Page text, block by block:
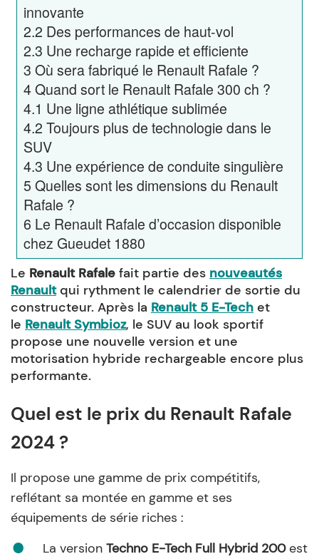
innovante
2.2 Des performances de haut-vol
2.3 Une recharge rapide et efficiente
3 Où sera fabriqué le Renault Rafale ?
4Quand sort le Renault Rafale 300 ch ?
4.1 Une ligne athlétique sublimée
4.2 Toujours plus de technologie dans le
SUV
4.3 Une expérience de conduite singulière
5 Quelles sont les dimensions du Renault
Rafale ?
6 Le Renault Rafale d’occasion disponible
chez Gueudet 1880
Le Renault Rafale fait partie des nouveautés
Renaultqui rythment le calendrier de sortie du
constructeur. Après la Renault 5 E-Tech et
le Renault Symbioz, le SUV au look sportif
propose une nouvelle version et une
motorisation hybride rechargeable encore plus
performante.
Quel est le prix du Renault Rafale
2024 ?
Il propose une gamme de prix compétitifs,
reflétant sa montée en gamme et ses
équipements de série riches :
La version Techno E-Tech Full Hybrid 200est